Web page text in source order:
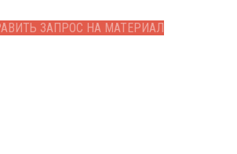
ЗАПРОС НА МАТЕРИАЛ